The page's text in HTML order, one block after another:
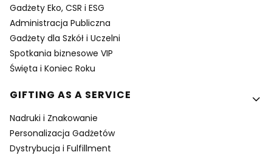
Gadżety Eko, CSR i ESG
Administracja Publiczna
Gadżety dla Szkół i Uczelni
Spotkania biznesowe VIP
Święta i Koniec Roku
GIFTING AS A SERVICE
Nadruki i Znakowanie
Personalizacja Gadżetów
Dystrybucja i Fulfillment